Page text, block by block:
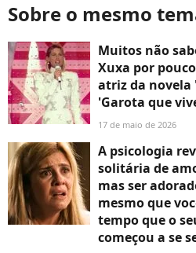
Sobre o mesmo
Muitos não
Xuxa por
atriz da novela
'Garota que
17 de maio de 2026
A psicologia
solitária de
mas ser
mesmo que
tempo que o
começou a se